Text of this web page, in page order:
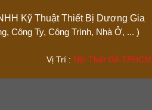
TNHH Kỹ Thuật Thiết Bị
Công Ty, Công Trình, Nhà
Vị Trí : Nội Thất Gỗ TPHCM